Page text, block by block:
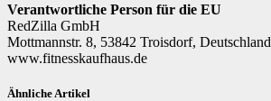
Verantwortliche Person für die EU
RedZilla GmbH
Mottmannstr. 8, 53842 Troisdorf, Deutschland
www.fitnesskaufhaus.de
Ähnliche Artikel